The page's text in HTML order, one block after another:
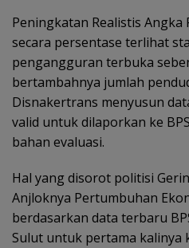
Peningkatan Realistis
secara persentase terlihat
pengangguran terbuka
bertambahnya jumlah
Disnakertrans menyusun
valid untuk dilaporkan ke
bahan evaluasi.
Hal yang disorot politisi
Anjloknya Pertumbuhan
berdasarkan data terbaru
Sulut untuk pertama kalinya